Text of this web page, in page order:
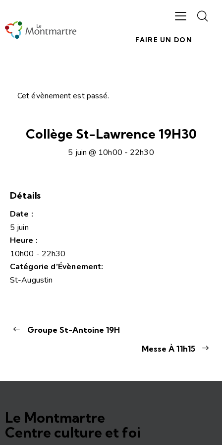
FAIRE UN DON
Cet évènement est passé.
Collège St-Lawrence 19H30
5 juin @ 10h00 - 22h30
Détails
Date :
5 juin
Heure :
10h00 - 22h30
Catégorie d’Évènement:
St-Augustin
Groupe St-Antoine 19H
Messe À 11h15
Le Montmartre
Centre culture et foi